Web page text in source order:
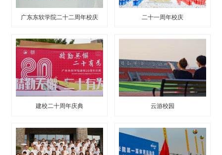
广东东软学院二十二周年校庆 二十一周年校庆
建校二十周年庆典 云游校园